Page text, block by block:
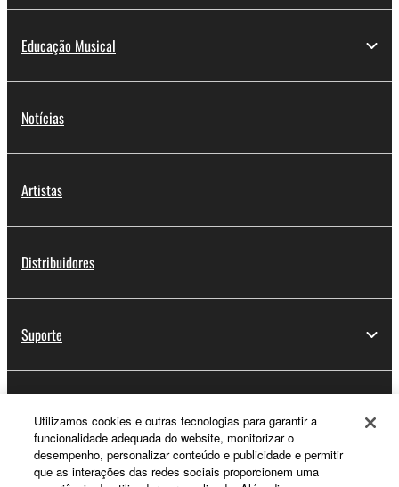
Educação Musical
Notícias
Artistas
Distribuidores
Suporte
Sobre a Yamaha
Utilizamos cookies e outras tecnologias para garantir a
funcionalidade adequada do website, monitorizar o
desempenho, personalizar conteúdo e publicidade e permitir
que as interações das redes sociais proporcionem uma